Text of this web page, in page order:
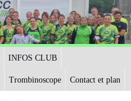
INFOS CLUB
Trombinoscope Contact et plan